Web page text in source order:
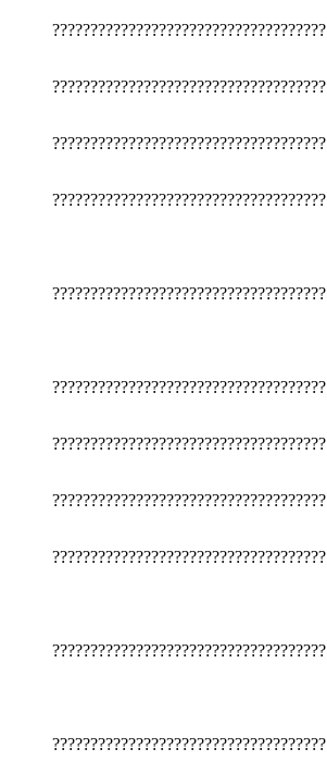
????????????????????????????????????
????????????????????????????????????
????????????????????????????????????
????????????????????????????????????
????????????????????????????????????
????????????????????????????????????
????????????????????????????????????
????????????????????????????????????
????????????????????????????????????
????????????????????????????????????
????????????????????????????????????